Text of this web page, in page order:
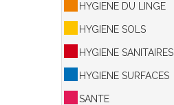
HYGIENE DU LINGE
HYGIENE SOLS
HYGIENE SANITAIRES
HYGIENE SURFACES
SANTE